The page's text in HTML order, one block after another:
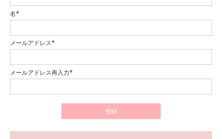
名*
メールアドレス*
メールアドレス再入力*